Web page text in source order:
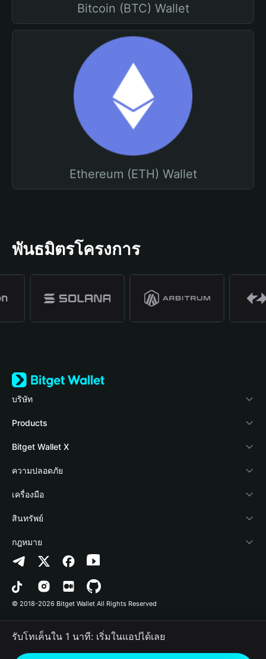
Bitcoin (BTC) Wallet
Ethereum (ETH) Wallet
พันธมิตรโครงการ
บริษัท
เกี่ยวกับ Bitget Wallet
Blog
Academy
ข่าวสารด้านคริปโต
ศูนย์ช่วยเหลือ
ติดต่อเรา
ทรัพยากรข้อมูลของแบรนด์
อาชีพ
Products
Crypto Card
Stablecoin Earn
Payfi Crypto
Crypto Swap API
Altcoin Season Index
Prediction Markets
DApp
RWA
Bitget Wallet X
นักพัฒนา
เชื่อมต่อ Wallet
Bitget Wallet Pay
ลิสต์โปรเจกต์
ความปลอดภัย
Protection Fund
เทคโนโลยีความปลอดภัย
เครื่องมือ
ซื้อคริปโต
การตรวจจับการอนุญาต
การตรวจจับสัญญา
การโอนเป็นชุด
สินทรัพย์
Arbitrum
Avalanche
Bitcoin
Polygon
กฎหมาย
นโยบายความเป็นส่วนตัว
ข้อตกลงในการใช้บริการ
© 2018-2026 Bitget Wallet All Rights Reserved
รับโทเค็นใน 1 นาที: เริ่มในแอปได้เลย